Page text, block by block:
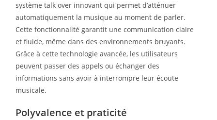
système talk over innovant qui permet d’atténuer
automatiquement la musique au moment de parler.
Cette fonctionnalité garantit une communication claire
et fluide, même dans des environnements bruyants.
Grâce à cette technologie avancée, les utilisateurs
peuvent passer des appels ou échanger des
informations sans avoir à interrompre leur écoute
musicale.
Polyvalence et praticité